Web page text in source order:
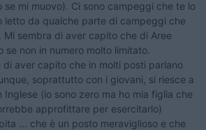
mi muovo). Ci sono campeggi che te lo
letto da qualche parte di campeggi che
Mi sembra di aver capito che di Aree
se non in numero molto limitato.
di aver capito che in molti posti parlano
soprattutto con i giovani, si riesce a
Inglese (io sono zero ma ho mia figlia che
approfittare per esercitarlo)
... che è un posto meraviglioso e che